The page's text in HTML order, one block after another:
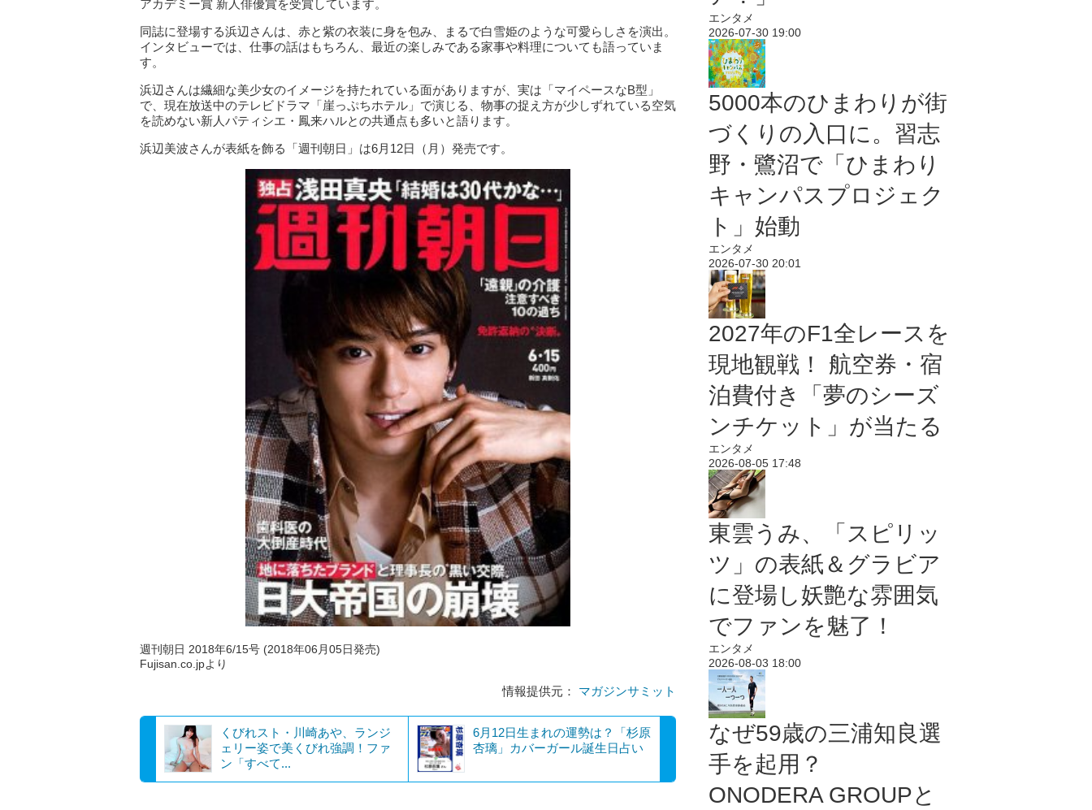
アカデミー賞 新人俳優賞を受賞しています。
同誌に登場する浜辺さんは、赤と紫の衣装に身を包み、まるで白雪姫のような可愛らしさを演出。
インタビューでは、仕事の話はもちろん、最近の楽しみである家事や料理についても語っていま
す。
浜辺さんは繊細な美少女のイメージを持たれている面がありますが、実は「マイペースなB型」
で、現在放送中のテレビドラマ「崖っぷちホテル」で演じる、物事の捉え方が少しずれている空気
を読めない新人パティシエ・鳳来ハルとの共通点も多いと語ります。
浜辺美波さんが表紙を飾る「週刊朝日」は6月12日（月）発売です。
週刊朝日 2018年6/15号 (2018年06月05日発売)
Fujisan.co.jpより
情報提供元： マガジンサミット
くびれスト・川崎あや、ランジ
ェリー姿で美くびれ強調！ファ
ン「すべて...
6月12日生まれの運勢は？「杉原
杏璃」カバーガール誕生日占い
エンタメ
2026-07-30 19:00
5000本のひまわりが街
づくりの入口に。習志
野・鷺沼で「ひまわり
キャンパスプロジェク
ト」始動
エンタメ
2026-07-30 20:01
2027年のF1全レースを
現地観戦！ 航空券・宿
泊費付き「夢のシーズ
ンチケット」が当たる
エンタメ
2026-08-05 17:48
東雲うみ、「スピリッ
ツ」の表紙＆グラビア
に登場し妖艶な雰囲気
でファンを魅了！
エンタメ
2026-08-03 18:00
なぜ59歳の三浦知良選
手を起用？
ONODERA GROUPと